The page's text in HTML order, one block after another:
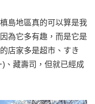
槙島地區真的可以算是我
為它多有趣，而是它是
店家多是超市、すき
、藏壽司，但就已經成